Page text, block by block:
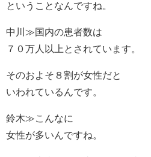
ということなんですね。
中川≫国内の患者数は
７０万人以上とされています。
そのおよそ８割が女性だと
いわれているんです。
鈴木≫こんなに
女性が多いんですね。